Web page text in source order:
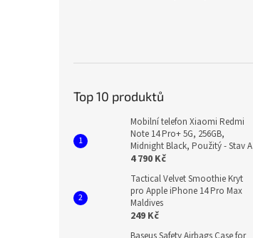
Top 10 produktů
Mobilní telefon Xiaomi Redmi
Note 14 Pro+ 5G, 256GB,
Midnight Black, Použitý - Stav A
4 790 Kč
Tactical Velvet Smoothie Kryt
pro Apple iPhone 14 Pro Max
Maldives
249 Kč